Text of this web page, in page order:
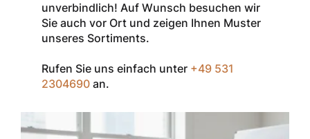
der Marke
InSpec von
Redditch
Zum Einlösen
geben Sie den
an der Kasse
unverbindlich! Auf Wunsch besuchen wir
Sie auch vor Ort und zeigen Ihnen Muster
unseres Sortiments.
Rufen Sie uns einfach unter +49 531
2304690 an.